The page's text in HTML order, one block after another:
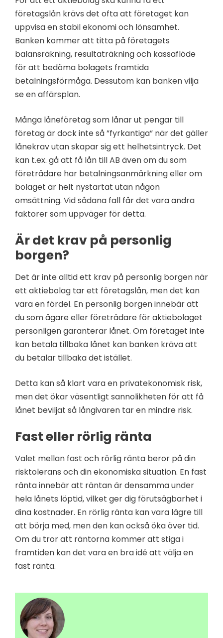
företagslån krävs det ofta att företaget kan
uppvisa en stabil ekonomi och lönsamhet.
Banken kommer att titta på företagets
balansräkning, resultaträkning och kassaflöde
för att bedöma bolagets framtida
betalningsförmåga. Dessutom kan banken vilja
se en affärsplan.
Många låneföretag som lånar ut pengar till
företag är dock inte så ”fyrkantiga” när det gäller
lånekrav utan skapar sig ett helhetsintryck. Det
kan t.ex. gå att få lån till AB även om du som
företrädare har betalningsanmärkning eller om
bolaget är helt nystartat utan någon
omsättning. Vid sådana fall får det vara andra
faktorer som uppväger för detta.
Är det krav på personlig
borgen?
Det är inte alltid ett krav på personlig borgen när
ett aktiebolag tar ett företagslån, men det kan
vara en fördel. En personlig borgen innebär att
du som ägare eller företrädare för aktiebolaget
personligen garanterar lånet. Om företaget inte
kan betala tillbaka lånet kan banken kräva att
du betalar tillbaka det istället.
Detta kan så klart vara en privatekonomisk risk,
men det ökar väsentligt sannolikheten för att få
lånet beviljat så långivaren tar en mindre risk.
Fast eller rörlig ränta
Valet mellan fast och rörlig ränta beror på din
risktolerans och din ekonomiska situation. En fast
ränta innebär att räntan är densamma under
hela lånets löptid, vilket ger dig förutsägbarhet i
dina kostnader. En rörlig ränta kan vara lägre till
att börja med, men den kan också öka över tid.
Om du tror att räntorna kommer att stiga i
framtiden kan det vara en bra idé att välja en
fast ränta.